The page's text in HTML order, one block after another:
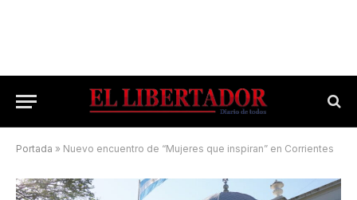
Portada » Nuevo encuentro de “Mujeres que inspiran” en Corrientes